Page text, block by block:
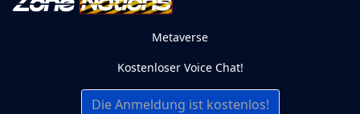
Metaverse
Kostenloser Voice Chat!
Die Anmeldung ist kostenlos!